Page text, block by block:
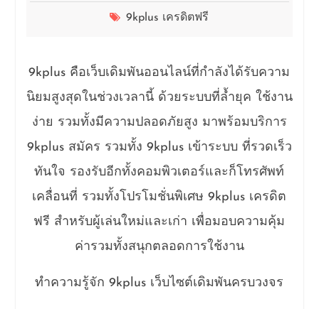
9kplus เครดิตฟรี
9kplus คือเว็บเดิมพันออนไลน์ที่กำลังได้รับความ
นิยมสูงสุดในช่วงเวลานี้ ด้วยระบบที่ล้ำยุค ใช้งาน
ง่าย รวมทั้งมีความปลอดภัยสูง มาพร้อมบริการ
9kplus สมัคร รวมทั้ง 9kplus เข้าระบบ ที่รวดเร็ว
ทันใจ รองรับอีกทั้งคอมพิวเตอร์และก็โทรศัพท์
เคลื่อนที่ รวมทั้งโปรโมชั่นพิเศษ 9kplus เครดิต
ฟรี สำหรับผู้เล่นใหม่และเก่า เพื่อมอบความคุ้ม
ค่ารวมทั้งสนุกตลอดการใช้งาน
ทำความรู้จัก 9kplus เว็บไซต์เดิมพันครบวงจร